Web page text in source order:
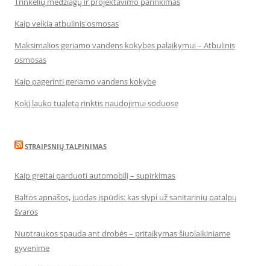
Kaip veikia atbulinis osmosas
Maksimalios geriamo vandens kokybės palaikymui – Atbulinis
osmosas
Kaip pagerinti geriamo vandens kokybę
Kokį lauko tualetą rinktis naudojimui soduose
STRAIPSNIŲ TALPINIMAS
Kaip greitai parduoti automobilį – supirkimas
Baltos apnašos, juodas įspūdis: kas slypi už sanitarinių patalpų
švaros
Nuotraukos spauda ant drobės – pritaikymas šiuolaikiniame
gyvenime